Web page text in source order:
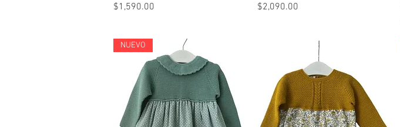
Precio
$1,590.00
Precio
$2,090.00
NUEVO